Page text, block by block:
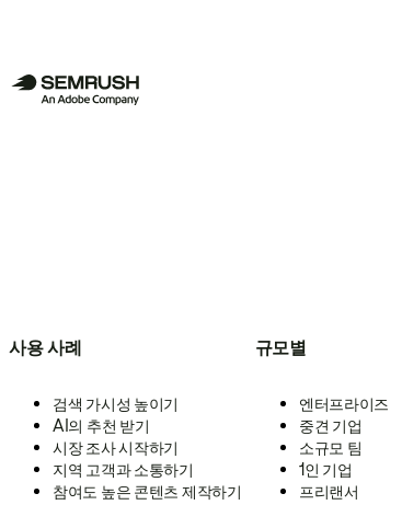
사용 사례
검색 가시성 높이기
AI의 추천 받기
시장 조사 시작하기
지역 고객과 소통하기
참여도 높은 콘텐츠 제작하기
규모별
엔터프라이즈
중견 기업
소규모 팀
1인 기업
프리랜서